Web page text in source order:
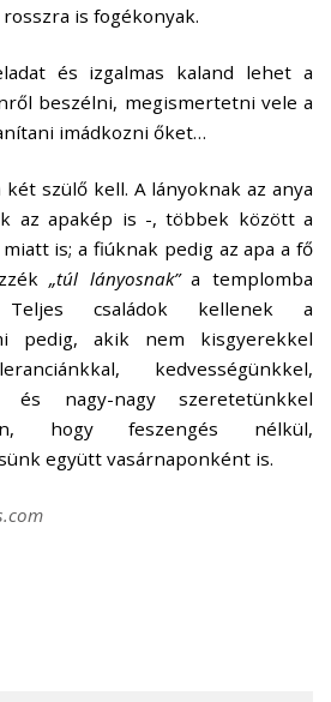
rosszra is fogékonyak.
és izgalmas kaland lehet a
beszélni, megismertetni vele a
imádkozni őket…
szülő kell. A lányoknak az anya
az apakép is -, többek között a
is; a fiúknak pedig az apa a fő
„túl lányosnak”a templomba
családok kellenek a
pedig, akik nem kisgyerekkel
kedvességünkkel,
és nagy-nagy szeretetünkkel
hogy feszengés nélkül,
együtt vasárnaponként is.